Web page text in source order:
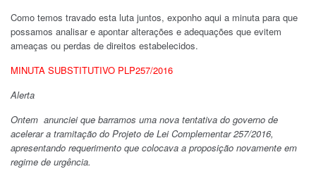
Como temos travado esta luta juntos, exponho aqui a minuta para que
possamos analisar e apontar alterações e adequações que evitem
ameaças ou perdas de direitos estabelecidos.
MINUTA SUBSTITUTIVO PLP257/2016
Alerta
Ontem anunciei que barramos uma nova tentativa do governo de
acelerar a tramitação do Projeto de Lei Complementar 257/2016,
apresentando requerimento que colocava a proposição novamente em
regime de urgência.